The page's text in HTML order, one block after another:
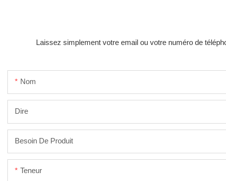
Laissez simplement votre email ou votre numéro de
Nom
Dire
Besoin De Produit
Teneur